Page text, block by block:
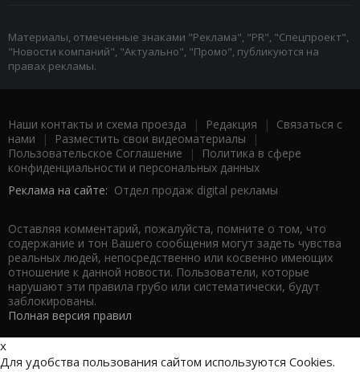
Материалы, отмеченные знаками "Реклама", "PR", "Спецпроект",
"Новости компаний", "Актуально", "Промо", публикуются на
правах рекламы.
Наши контакты и схема проезда | Редакция | Связаться с
нами | Разместить свои видеоматериалы |
Пользовательское Соглашение |
Политика в сфере
конфиденциальности и персональных данных
Реклама на сайте: Отдел продаж digital рекламы
Оставляя комментарий, пожалуйста, помните о том, что
содержание и тон Вашего сообщения могут задеть чувства
реальных людей, непосредственно или косвенно имеющих
отношение к данной новости. Пользователи, которые
нарушают эти правила грубо или систематически, будут
заблокированы.
Полная версия правил
x
Для удобства пользования сайтом используются Cookies.